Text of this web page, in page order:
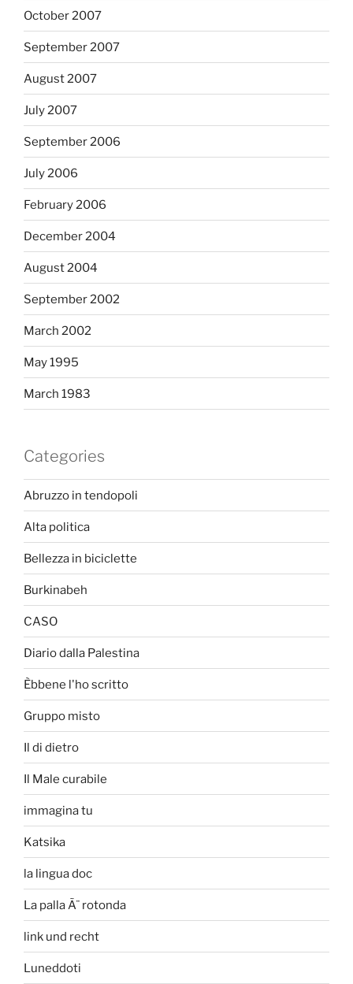
October 2007
September 2007
August 2007
July 2007
September 2006
July 2006
February 2006
December 2004
August 2004
September 2002
March 2002
May 1995
March 1983
Categories
Abruzzo in tendopoli
Alta politica
Bellezza in biciclette
Burkinabeh
CASO
Diario dalla Palestina
Èbbene l'ho scritto
Gruppo misto
Il di dietro
Il Male curabile
immagina tu
Katsika
la lingua doc
La palla Ã¨ rotonda
link und recht
Luneddoti